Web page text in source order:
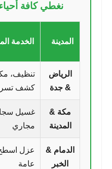
نغطي كافة أحياء
المدينة الخدمة
الرياض
& جدة
تنظيف،
كشف
مكة &
المدينة
غسيل سجاد،
مجاري
الدمام &
الخبر
عزل اسطح،
عامة